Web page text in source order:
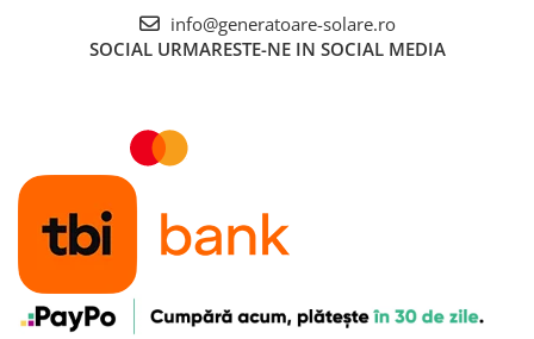
info@generatoare-solare.ro
SOCIAL URMARESTE-NE IN SOCIAL MEDIA